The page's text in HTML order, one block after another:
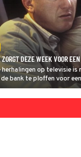
DEZE WEEK VOOR
op televisie
bank te ploffen voor
Paramount Network